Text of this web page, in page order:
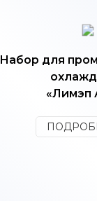
Набор для
«Лимэп